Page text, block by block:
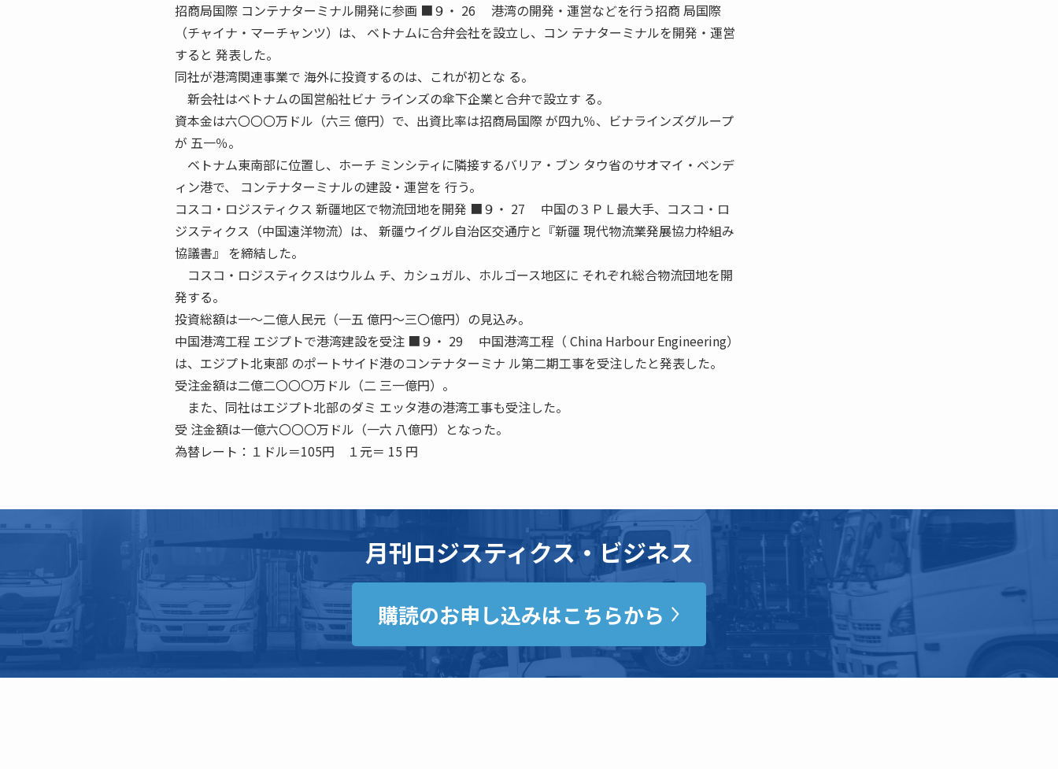
招商局国際 コンテナターミナル開発に参画 ■９・ 26 港湾の開発・運営などを行う招商 局国際
（チャイナ・マーチャンツ）は、 ベトナムに合弁会社を設立し、コン テナターミナルを開発・運営
すると 発表した。
同社が港湾関連事業で 海外に投資するのは、これが初とな る。
新会社はベトナムの国営船社ビナ ラインズの傘下企業と合弁で設立す る。
資本金は六〇〇〇万ドル（六三 億円）で、出資比率は招商局国際 が四九％、ビナラインズグループ
が 五一％。
ベトナム東南部に位置し、ホーチ ミンシティに隣接するバリア・ブン タウ省のサオマイ・ベンデ
ィン港で、 コンテナターミナルの建設・運営を 行う。
コスコ・ロジスティクス 新疆地区で物流団地を開発 ■９・ 27 中国の３ＰＬ最大手、コスコ・ロ
ジスティクス（中国遠洋物流）は、 新疆ウイグル自治区交通庁と『新疆 現代物流業発展協力枠組み
協議書』 を締結した。
コスコ・ロジスティクスはウルム チ、カシュガル、ホルゴース地区に それぞれ総合物流団地を開
発する。
投資総額は一〜二億人民元（一五 億円〜三〇億円）の見込み。
中国港湾工程 エジプトで港湾建設を受注 ■９・ 29 中国港湾工程（ China Harbour Engineering）
は、エジプト北東部 のポートサイド港のコンテナターミナ ル第二期工事を受注したと発表した。
受注金額は二億二〇〇〇万ドル（二 三一億円）。
また、同社はエジプト北部のダミ エッタ港の港湾工事も受注した。
受 注金額は一億六〇〇〇万ドル（一六 八億円）となった。
為替レート：１ドル＝105円 １元＝ 15 円
月刊ロジスティクス・ビジネス
購読のお申し込みはこちらから